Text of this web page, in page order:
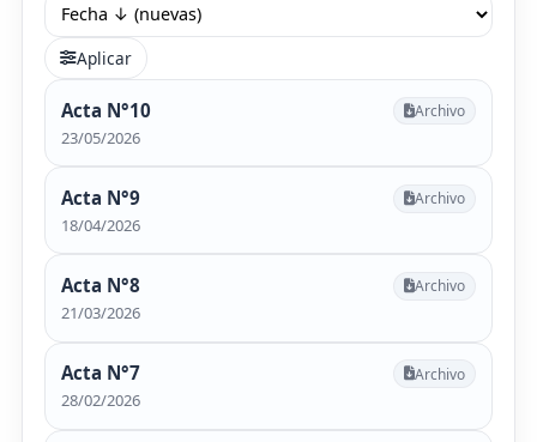
Aplicar
Acta N°10
23/05/2026
Archivo
Acta N°9
18/04/2026
Archivo
Acta N°8
21/03/2026
Archivo
Acta N°7
28/02/2026
Archivo